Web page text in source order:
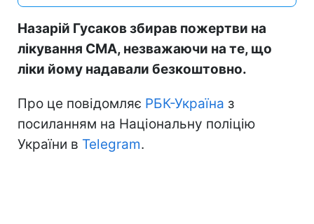
Назарій Гусаков збирав пожертви на
лікування СМА, незважаючи на те, що
ліки йому надавали безкоштовно.
Про це повідомляє РБК-Україна з
посиланням на Національну поліцію
України в Telegram.